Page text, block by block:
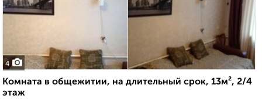
4
Комната в общежитии, на длительный срок, 13м², 2/4
этаж